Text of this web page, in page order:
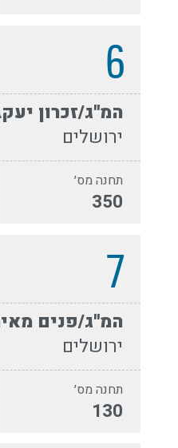
6
המ''ג/זכרון
ירושלים
תחנה מס׳
350
7
המ''ג/פנים
ירושלים
תחנה מס׳
130